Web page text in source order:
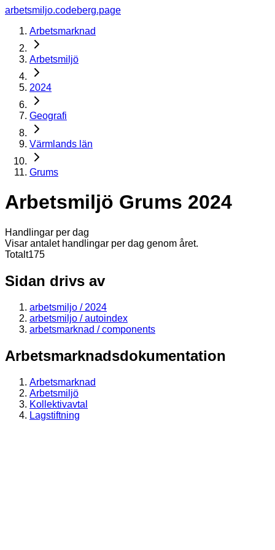
arbetsmiljo.codeberg.page
Arbetsmarknad
Arbetsmiljö
2024
Geografi
Värmlands län
Grums
Arbetsmiljö Grums 2024
Handlingar per dag
Visar antalet handlingar per dag genom året.
Totalt175
Sidan drivs av
arbetsmiljo / 2024
arbetsmiljo / autoindex
arbetsmarknad / components
Arbetsmarknadsdokumentation
Arbetsmarknad
Arbetsmiljö
Kollektivavtal
Lagstiftning